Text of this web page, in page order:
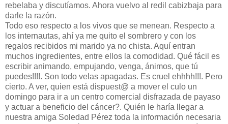
rebelaba y discutíamos. Ahora vuelvo al redil cabizbaja para
darle la razón.
Todo eso respecto a los vivos que se menean. Respecto a
los internautas, ahí ya me quito el sombrero y con los
regalos recibidos mi marido ya no chista. Aquí entran
muchos ingredientes, entre ellos la comodidad. Qué fácil es
escribir animando, empujando, venga, ánimos, que tú
puedes!!!!. Son todo velas apagadas. Es cruel ehhhh!!!. Pero
cierto. A ver, quien está dispuest@ a mover el culo un
domingo para ir a un centro comercial disfrazada de payaso
y actuar a beneficio del cáncer?. Quién le haría llegar a
nuestra amiga Soledad Pérez toda la información necesaria